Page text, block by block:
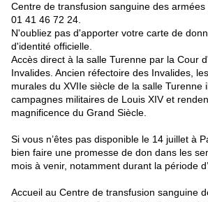
Centre de transfusion sanguine des armées
01 41 46 72 24.
N'oubliez pas d'apporter votre carte de
d'identité officielle.
Accès direct à la salle Turenne par la Cour
Invalides. Ancien réfectoire des Invalides,
murales du XVIIe siècle de la salle Turenne
campagnes militaires de Louis XIV et
magnificence du Grand Siècle.
Si vous n’êtes pas disponible le 14 juillet à
bien faire une promesse de don dans les
mois à venir, notamment durant la période
Accueil au Centre de transfusion sanguine